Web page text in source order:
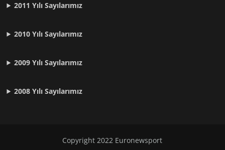
2011 YılıSayılarımız
2010 YılıSayılarımız
2009 YılıSayılarımız
2008 YılıSayılarımız
Copyright 2022 Euronewsport